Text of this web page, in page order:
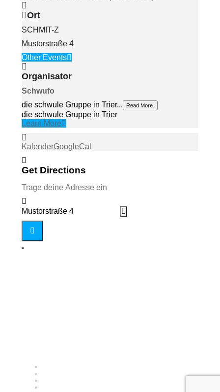
Ort
SCHMIT-Z
Mustorstraße 4
Other Events
Organisator
Schwufo
die schwule Gruppe in Trier...
Read More.
die schwule Gruppe in Trier
Learn More
KalenderGoogleCal
Get Directions
Address - SchwuFo - Kochstudio []
Destination Address - SchwuFo - Kochstudio []